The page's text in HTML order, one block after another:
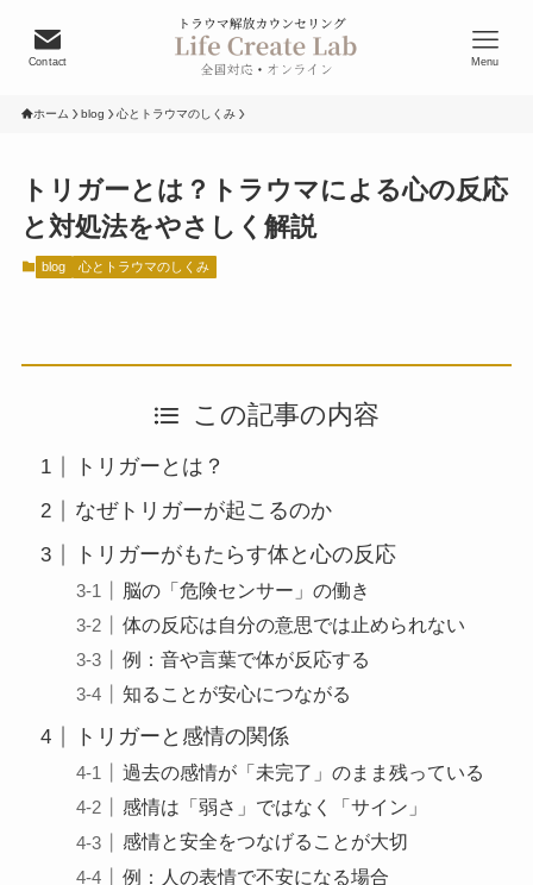
Contact Menu
ホーム blog 心とトラウマのしくみ
トリガーとは？トラウマによる心の反応
と対処法をやさしく解説
blog 心とトラウマのしくみ
この記事の内容
トリガーとは？
なぜトリガーが起こるのか
トリガーがもたらす体と心の反応
脳の「危険センサー」の働き
体の反応は自分の意思では止められない
例：音や言葉で体が反応する
知ることが安心につながる
トリガーと感情の関係
過去の感情が「未完了」のまま残っている
感情は「弱さ」ではなく「サイン」
感情と安全をつなげることが大切
例：人の表情で不安になる場合